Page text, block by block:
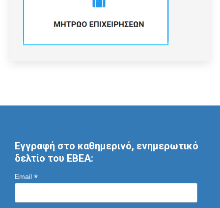
Εγγραφή στο καθημερινό, ενημερωτικό
δελτίο του ΕΒΕΑ:
Email *